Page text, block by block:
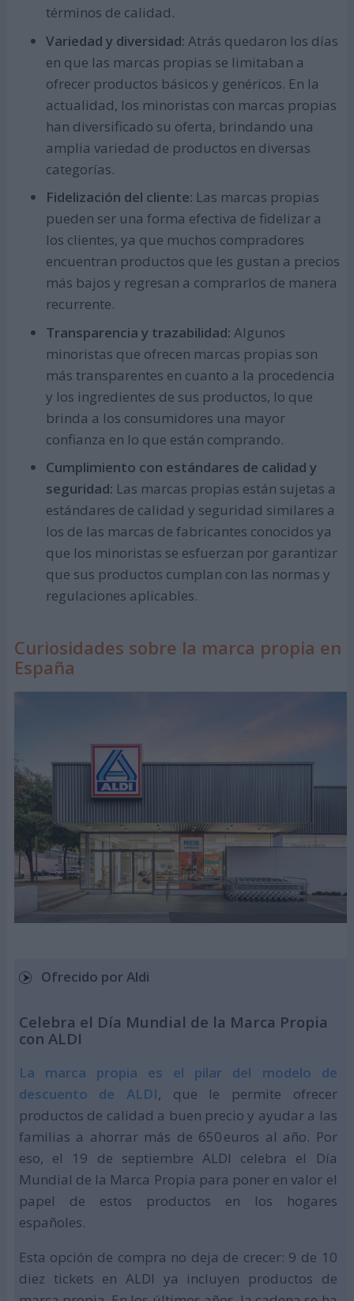
términos de calidad.
Variedad y diversidad: Atrás quedaron los días
en que las marcas propias se limitaban a
ofrecer productos básicos y genéricos. En la
actualidad, los minoristas con marcas propias
han diversificado su oferta, brindando una
amplia variedad de productos en diversas
categorías.
Fidelización del cliente: Las marcas propias
pueden ser una forma efectiva de fidelizar a
los clientes, ya que muchos compradores
encuentran productos que les gustan a precios
más bajos y regresan a comprarlos de manera
recurrente.
Transparencia y trazabilidad: Algunos
minoristas que ofrecen marcas propias son
más transparentes en cuanto a la procedencia
y los ingredientes de sus productos, lo que
brinda a los consumidores una mayor
confianza en lo que están comprando.
Cumplimiento con estándares de calidad y
seguridad: Las marcas propias están sujetas a
estándares de calidad y seguridad similares a
los de las marcas de fabricantes conocidos ya
que los minoristas se esfuerzan por garantizar
que sus productos cumplan con las normas y
regulaciones aplicables.
Curiosidades sobre la marca propia en
España
Ofrecido por Aldi
Celebra el Día Mundial de la Marca Propia
con ALDI
La marca propia es el pilar del modelo de
descuento de ALDI, que le permite ofrecer
productos de calidad a buen precio y ayudar a las
familias a ahorrar más de 650 euros al año. Por
eso, el 19 de septiembre ALDI celebra el Día
Mundial de la Marca Propia para poner en valor el
papel de estos productos en los hogares
españoles.
Esta opción de compra no deja de crecer: 9 de 10
diez tickets en ALDI ya incluyen productos de